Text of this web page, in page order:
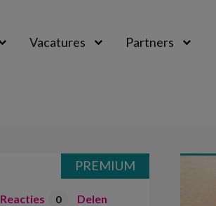
Vacatures Partners
Reacties 0 Delen
PREMIUM